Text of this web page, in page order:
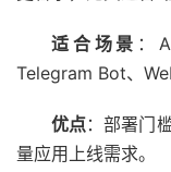
适合场景 ：
Telegram Bot、
优点：部署门
量应用上线需求。